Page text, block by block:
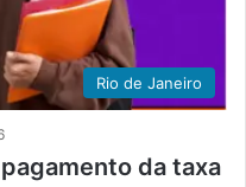
Rio de Janeiro
da taxa